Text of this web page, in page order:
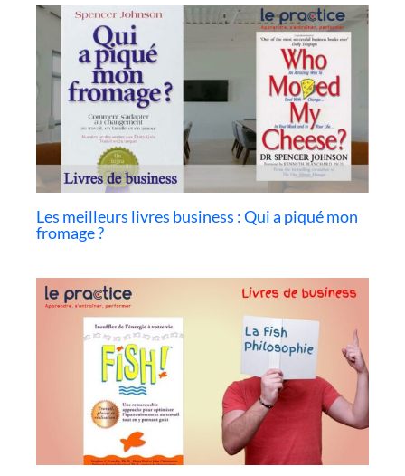
Les meilleurs livres business : Qui a piqué mon
fromage ?